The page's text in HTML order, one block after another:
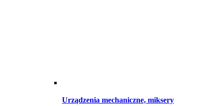
Urządzenia mechaniczne, miksery